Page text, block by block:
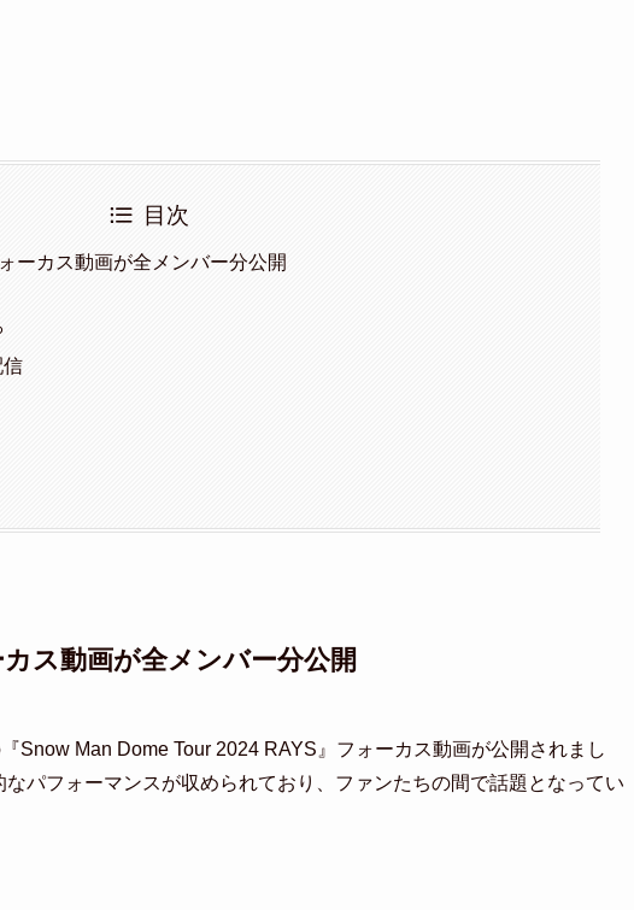
目次
ーカス動画が全メンバー分公開
信
ス動画が全メンバー分公開
Snow Man Dome Tour 2024 RAYS』フォーカス動画が公開されまし
パフォーマンスが収められており、ファンたちの間で話題となってい